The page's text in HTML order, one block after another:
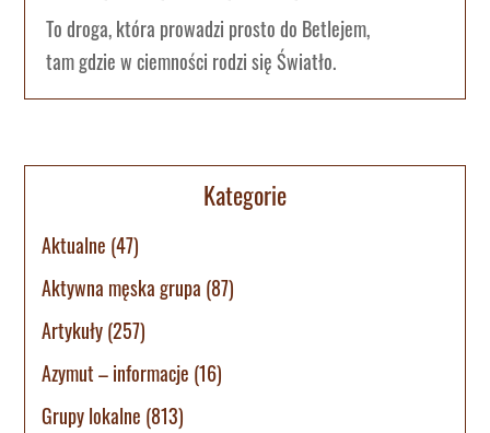
To droga, która prowadzi prosto do Betlejem,
tam gdzie w ciemności rodzi się Światło.
Kategorie
Aktualne (47)
Aktywna męska grupa (87)
Artykuły(257)
Azymut – informacje (16)
Grupy lokalne (813)